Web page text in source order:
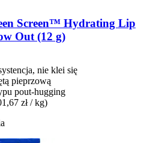
Screen™ Hydrating Lip
Out (12 g)
nie klei się
pieprzową
pout-hugging
zł / kg)